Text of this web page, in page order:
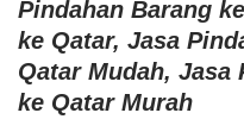
Pindahan Barang
ke Qatar, Jasa
Qatar Mudah, Jasa
ke Qatar Murah